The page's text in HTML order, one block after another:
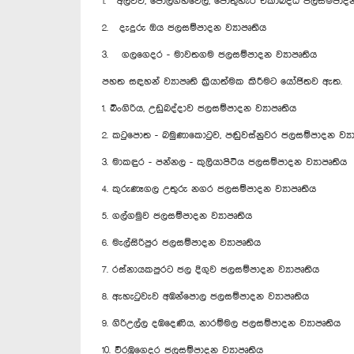
2. දැදුරු ඔය ජලසම්පාදන ව්‍යාපෘතිය
3. ගලගෙදර - මාවතගම ජලසම්පාදන ව්‍යාපෘතිය
පහත සඳහන් ව්‍යාපෘති ක්‍රියාත්මක කිරීමට යෝජිතව ඇත.
1. බිංගිරිය, උඩුබද්දාව ජලසම්පාදන ව්‍යාපෘතිය
2. කටුපොත - බමුණාකොටුව, පඬුවස්නුවර ජලසම්පාදන
3. මාකඳුර - පන්නල - කුලියාපිටිය ජලසම්පාදන ව්‍යාපෘතිය
4. කුරුණෑගල උතුරු නගර ජලසම්පාදන ව්‍යාපෘතිය
5. ගල්ගමුව ජලසම්පාදන ව්‍යාපෘතිය
6. මැල්සිරිපුර ජලසම්පාදන ව්‍යාපෘතිය
7. රස්නායකපුරට ජල දිගුව ජලසම්පාදන ව්‍යාපෘතිය
8. ඇහැටුවැව අඹන්පොල ජලසම්පාදන ව්‍යාපෘතිය
9. ගිරිඋල්ල දඹදෙණිය, නාරම්මල ජලසම්පාදන ව්‍යාපෘතිය
10. වීරඹූගෙදර ජලසම්පාදන ව්‍යාපෘතිය